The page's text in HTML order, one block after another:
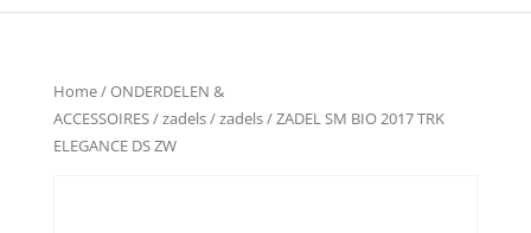
Home/ONDERDELEN &
ACCESSOIRES/zadels/zadels/ ZADEL SM BIO 2017 TRK
ELEGANCE DS ZW